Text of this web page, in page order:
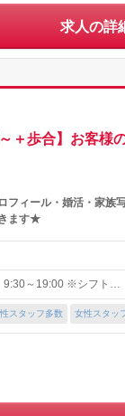
求人の詳
歩合】お客様
フィール・婚活・家族
ます★
9:30～19:00 ※シフト…
スタッフ多数 女性スタッ